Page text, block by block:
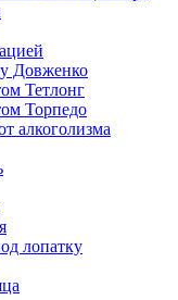
Довженко
Тетлонг
Торпедо
алкоголизма
лопатку